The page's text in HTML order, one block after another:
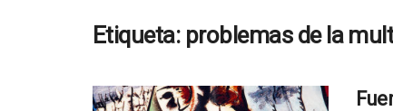
Etiqueta: problemas de la